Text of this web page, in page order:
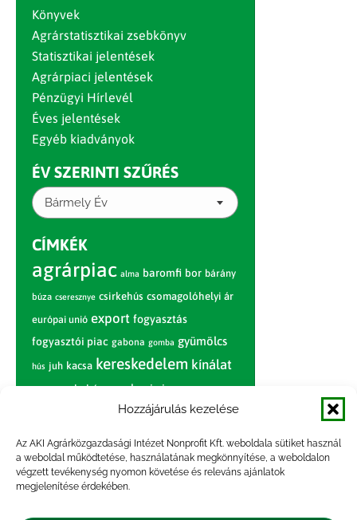
Hozzájárulás kezelése
Az AKI Agrárközgazdasági Intézet Nonprofit Kft. weboldala sütiket használ
a weboldal működtetése, használatának megkönnyítése, a weboldalon
végzett tevékenység nyomon követése és releváns ajánlatok
megjelenítése érdekében.
Könyvek
Agrárstatisztikai zsebkönyv
Statisztikai jelentések
Agrárpiaci jelentések
Pénzügyi Hírlevél
Éves jelentések
Egyéb kiadványok
ÉV SZERINTI SZŰRÉS
Bármely Év
CÍMKÉK
agrárpiac alma baromfi bor bárány
búza cseresznye csirkehús csomagolóhelyi ár
európai unió export fogyasztás
fogyasztói piac gabona gomba gyümölcs
hús juh kacsa kereskedelem kínálat
körte marhahús nagybani piac narancs
nemzetközi árinformációk
paradicsom piac piaci jelentés
pulyka pulykahús sertés sertéshús
szarvasmarha termelés
termelői